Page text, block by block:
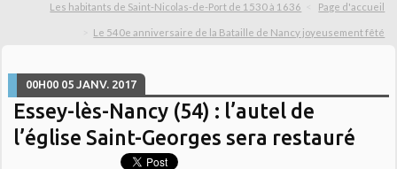
Les habitants de Saint-Nicolas-de-Port de 1530 à 1636 Page d'accueil
Le 540e anniversaire de la Bataille de Nancy joyeusement fêté
00H00 05 JANV. 2017
Essey-lès-Nancy (54) : l’autel de
l’église Saint-Georges sera restauré